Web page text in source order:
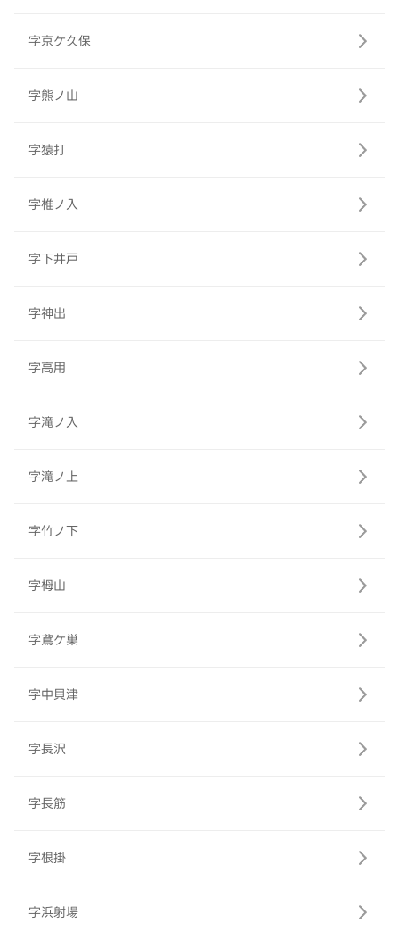
字京ケ久保
字熊ノ山
字猿打
字椎ノ入
字下井戸
字神出
字高用
字滝ノ入
字滝ノ上
字竹ノ下
字栂山
字鳶ケ巣
字中貝津
字長沢
字長筋
字根掛
字浜射場